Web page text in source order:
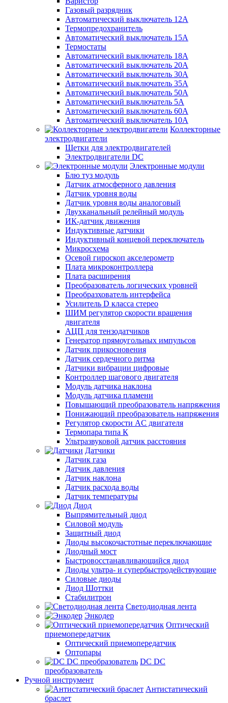
Газовый разрядник
Автоматический выключатель 12А
Термопредохранитель
Автоматический выключатель 15А
Термостаты
Автоматический выключатель 18А
Автоматический выключатель 20А
Автоматический выключатель 30А
Автоматический выключатель 35А
Автоматический выключатель 50А
Автоматический выключатель 5А
Автоматический выключатель 60А
Автоматический выключатель 10А
Коллекторные
электродвигатели
Щетки для электродвигателей
Электродвигатели DC
Электронные модули
Блю туз модуль
Датчик атмосферного давления
Датчик уровня воды
Датчик уровня воды аналоговый
Двухканальный релейный модуль
ИК-датчик движения
Индуктивные датчики
Индуктивный концевой переключатель
Микросхема
Осевой гироскоп акселерометр
Плата микроконтроллера
Плата расширения
Преобразователь логических уровней
Преобразхователь интерфейса
Усилитель D класса стерео
ШИМ регулятор скорости вращения
двигателя
АЦП для тензодатчиков
Генератор прямоугольных импульсов
Датчик прикосновения
Датчик сердечного ритма
Датчики вибрации цифровые
Контроллер шагового двигателя
Модуль датчика наклона
Модуль датчика пламени
Повышающий преобразователь напряжения
Понижающий преобразователь напряжения
Регулятор скорости AC двигателя
Термопара типа К
Ультразвуковой датчик расстояния
Датчики
Датчик газа
Датчик давления
Датчик наклона
Датчик расхода воды
Датчик температуры
Диод
Выпрямительный диод
Силовой модуль
Защитный диод
Диоды высокочастотные переключающие
Диодный мост
Быстровосстанавливающийся диод
Диоды ультра- и супербыстродействующие
Силовые диоды
Диод Шоттки
Стабилитрон
Светодиодная лента
Энкодер
Оптический
приемопередатчик
Оптический приемопередатчик
Оптопары
DC DC
преобразователь
Ручной инструмент
Антистатический
браслет